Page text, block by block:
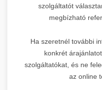
szolgáltatót
megbízható
Ha szeretnél további
konkrét
szolgáltatókat, és ne
az online